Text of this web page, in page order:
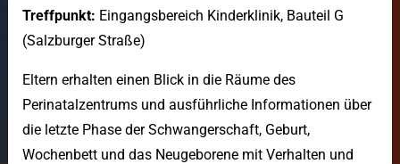
News
Treffpunkt: Eingangsbereich Kinderklinik, Bauteil G
(Salzburger Straße)
Eltern erhalten einen Blick in die Räume des
Perinatalzentrums und ausführliche Informationen über
die letzte Phase der Schwangerschaft, Geburt,
Wochenbett und das Neugeborene mit Verhalten und